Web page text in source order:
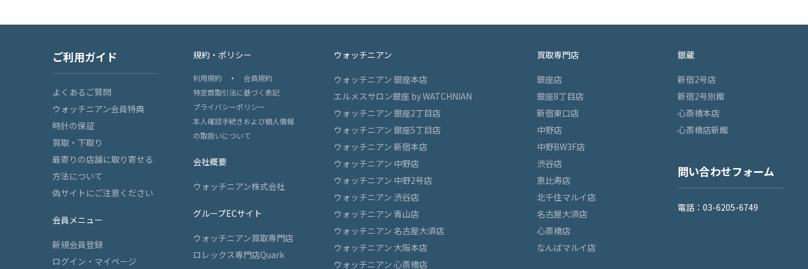
ご利用ガイド
よくあるご質問
ウォッチニアン会員特典
時計の保証
買取・下取り
最寄りの店舗に取り寄せる
方法について
偽サイトにご注意ください
会員メニュー
新規会員登録
ログイン・マイページ
規約・ポリシー
利用規約 ・ 会員規約
特定商取引法に基づく表記
プライバシーポリシー
本人確認手続きおよび個人情報
の取扱いについて
会社概要
ウォッチニアン株式会社
グループECサイト
ウォッチニアン買取専門店
ロレックス専門店Quark
ウォッチニアン
ウォッチニアン 銀座本店
エルメスサロン銀座 by WATCHNIAN
ウォッチニアン 銀座2丁目店
ウォッチニアン 銀座5丁目店
ウォッチニアン 新宿本店
ウォッチニアン 中野店
ウォッチニアン 中野2号店
ウォッチニアン 渋谷店
ウォッチニアン 青山店
ウォッチニアン 名古屋大須店
ウォッチニアン 大阪本店
ウォッチニアン 心斎橋店
買取専門店
銀座店
銀座8丁目店
新宿東口店
中野店
中野BW3F店
渋谷店
恵比寿店
北千住マルイ店
名古屋大須店
心斎橋店
なんばマルイ店
銀蔵
新宿2号店
新宿2号別館
心斎橋本店
心斎橋店新館
問い合わせフォーム
電話：03-6205-6749